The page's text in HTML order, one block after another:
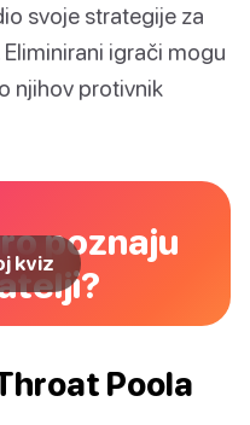
svoje strategije za
igrači mogu
njihov protivnik
poznaju
kviz
Poola